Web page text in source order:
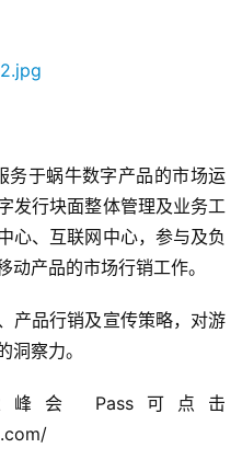
于蜗牛数字产品的市场运
发行块面整体管理及业务工
心、互联网中心，参与及负
产品的市场行销工作。
产品行销及宣传策略，对游
察力。
会 Pass可点击